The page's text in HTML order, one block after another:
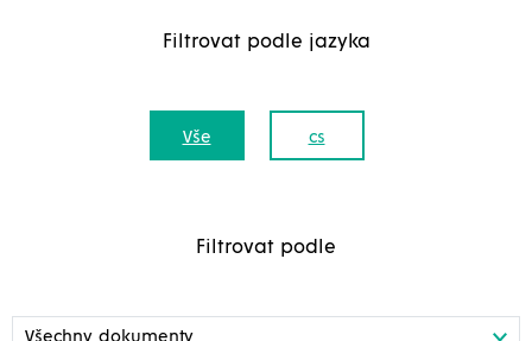
Filtrovat podle jazyka
Vše cs
Filtrovat podle